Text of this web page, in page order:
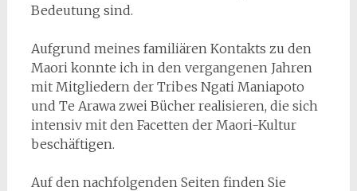
Bedeutung sind.
Aufgrund meines familiären Kontakts zu den
Maori konnte ich in den vergangenen Jahren
mit Mitgliedern der Tribes Ngati Maniapoto
und Te Arawa zwei Bücher realisieren, die sich
intensiv mit den Facetten der Maori-Kultur
beschäftigen.
Auf den nachfolgenden Seiten finden Sie